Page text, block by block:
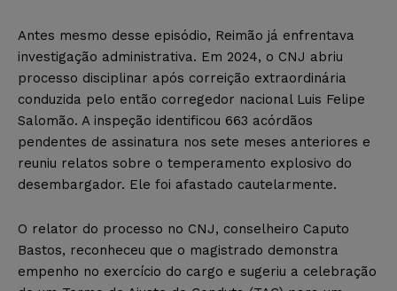
Antes mesmo desse episódio, Reimão já enfrentava
investigação administrativa. Em 2024, o CNJ abriu
processo disciplinar após correição extraordinária
conduzida pelo então corregedor nacional Luis Felipe
Salomão. A inspeção identificou 663 acórdãos
pendentes de assinatura nos sete meses anteriores e
reuniu relatos sobre o temperamento explosivo do
desembargador. Ele foi afastado cautelarmente.
O relator do processo no CNJ, conselheiro Caputo
Bastos, reconheceu que o magistrado demonstra
empenho no exercício do cargo e sugeriu a celebração